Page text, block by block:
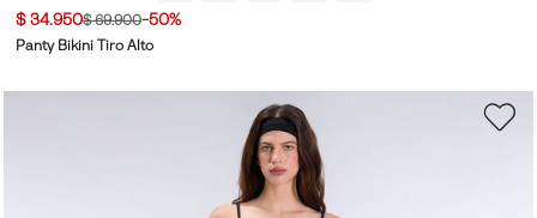
$ 34.950$ 69.900-50%
Panty Bikini Tiro Alto